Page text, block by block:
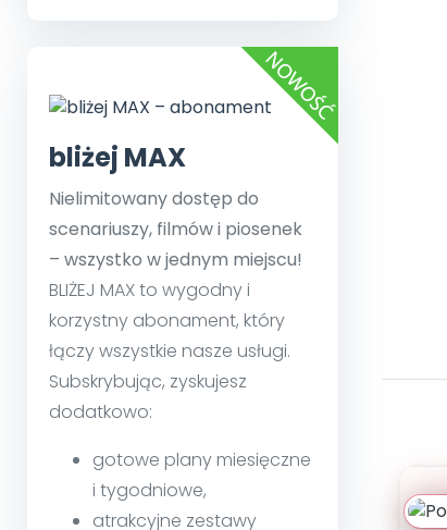
bliżej MAX
Nielimitowany dostęp do
scenariuszy, filmów i piosenek
– wszystko w jednym miejscu!
BLIŻEJ MAX to wygodny i
korzystny abonament, który
łączy wszystkie nasze usługi.
Subskrybując, zyskujesz
dodatkowo:
gotowe plany miesięczne
i tygodniowe,
atrakcyjne zestawy